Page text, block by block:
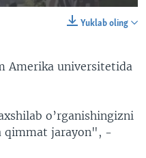
Yuklab oling
Amerika universitetida
o’rganishingizni
qimmat jarayon", -